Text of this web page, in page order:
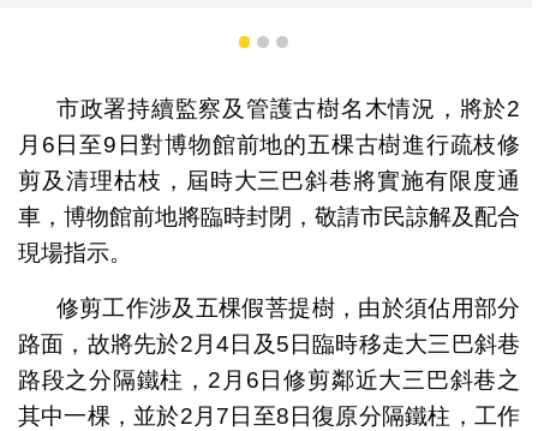
1 2 3
市政署持續監察及管護古樹名木情況，將於2
月6日至9日對博物館前地的五棵古樹進行疏枝修
剪及清理枯枝，屆時大三巴斜巷將實施有限度通
車，博物館前地將臨時封閉，敬請市民諒解及配合
現場指示。
修剪工作涉及五棵假菩提樹，由於須佔用部分
路面，故將先於2月4日及5日臨時移走大三巴斜巷
路段之分隔鐵柱，2月6日修剪鄰近大三巴斜巷之
其中一棵，並於2月7日至8日復原分隔鐵柱，工作